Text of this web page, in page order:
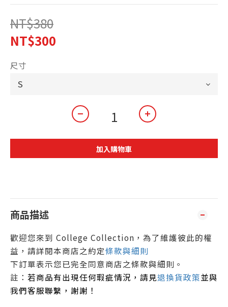
NT$380
NT$300
尺寸
加入購物車
商品描述
歡迎您來到 College Collection，為了維護彼此的權
益，請詳閱本商店之約定條款與細則
下訂單表示您已完全同意商店之條款與細則 。
註： 若商品有出現任何瑕疵情況，請見退換貨政策並與
我們客服聯繫，謝謝！